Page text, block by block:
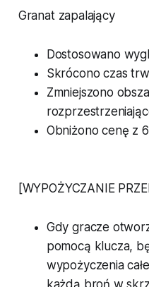
Granat zapalający
Dostosowano
Skrócono czas
Zmniejszono
Obniżono cenę z
[WYPOŻYCZANIE
Gdy gracze
pomocą klucza,
wypożyczenia